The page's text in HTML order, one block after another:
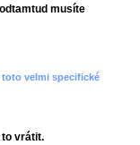
musíte
toto velmi specifické
to vrátit.